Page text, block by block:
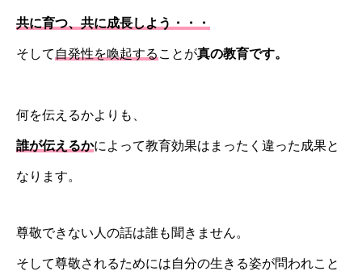
共に育つ、共に成長しよう・・・
そして 自発性を喚起する ことが真の教育です。
何を伝えるかよりも、
誰が伝えるかによって教育効果はまったく違った成果と
なります。
尊敬できない人の話は誰も聞きません。
そして尊敬されるためには自分の生きる姿が問われこと